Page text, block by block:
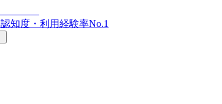
認知度・利用経験率No.1